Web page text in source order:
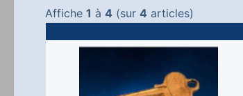
Affiche 1 à 4 (sur 4 articles)